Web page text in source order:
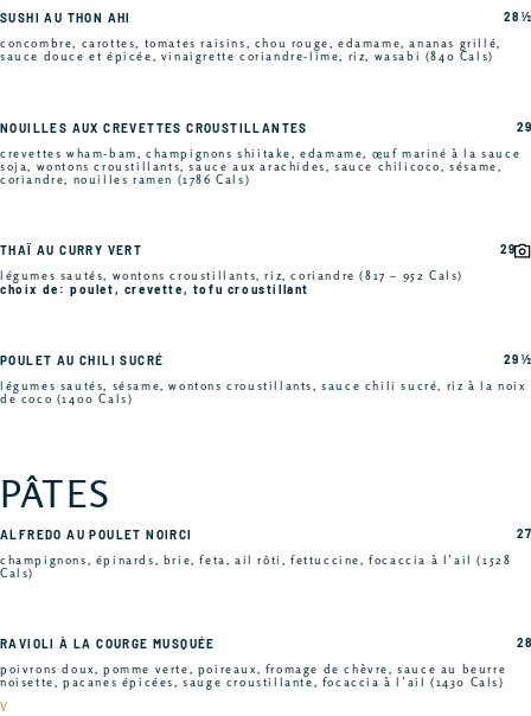
SUSHI AU THON AHI
concombre, carottes, tomates raisins, chou rouge, edamame, ananas grillé,
sauce douce et épicée, vinaigrette coriandre-lime, riz, wasabi (840 Cals)
28 ½
NOUILLES AUX CREVETTES CROUSTILLANTES
crevettes wham-bam, champignons shiitake, edamame, œuf mariné à la sauce
soja, wontons croustillants, sauce aux arachides, sauce chilicoco, sésame,
coriandre, nouilles ramen (1786 Cals)
29
THAÏ AU CURRY VERT
légumes sautés, wontons croustillants, riz, coriandre (817 – 952 Cals)
choix de: poulet, crevette, tofu croustillant
29
POULET AU CHILI SUCRÉ
légumes sautés, sésame, wontons croustillants, sauce chili sucré, riz à la noix
de coco (1400 Cals)
29 ½
PÂTES
ALFREDO AU POULET NOIRCI
champignons, épinards, brie, feta, ail rôti, fettuccine, focaccia à l’ail (1528
Cals)
27
RAVIOLI À LA COURGE MUSQUÉE
poivrons doux, pomme verte, poireaux, fromage de chèvre, sauce au beurre
noisette, pacanes épicées, sauge croustillante, focaccia à l’ail (1430 Cals)
V
28